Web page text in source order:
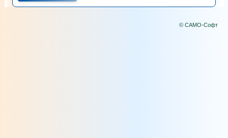
© САМО-Софт